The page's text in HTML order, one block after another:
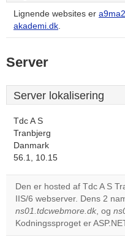
Lignende websites er
akademi.dk.
Server
Server lokalisering
Tdc A S
Tranbjerg
Danmark
56.1, 10.15
Den er hosted af Tdc A S
IIS/6 webserver. Dens 2
ns01.tdcwebmore.dk, og
Kodningssproget er